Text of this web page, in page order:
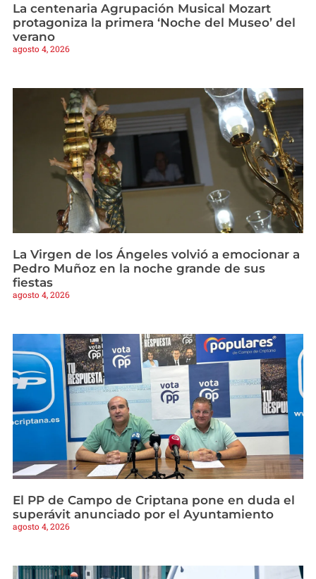
La centenaria Agrupación Musical Mozart
protagoniza la primera ‘Noche del Museo’ del
verano
agosto 4, 2026
La Virgen de los Ángeles volvió a emocionar a
Pedro Muñoz en la noche grande de sus
fiestas
agosto 4, 2026
El PP de Campo de Criptana pone en duda el
superávit anunciado por el Ayuntamiento
agosto 4, 2026